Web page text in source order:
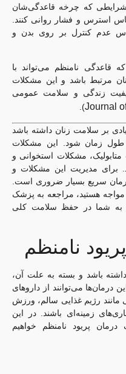
شرایطی که چرخه قاعدگی‌شان
استرس و فشار روانی کنند.
عدم کنترل بر روی بدن و
نامنظم می‌تواند با
مرتبط باشد و این مشکلات
زندگی و سلامت عمومی
Journal
).
بر سلامت زنان داشته باشد
زمان شود. این مشکلات
مشکلات استخوانی و
برای مدیریت این مشکلات و
سریع بسیار ضروری است.
هستید، مراجعه به پزشک
به شما در حفظ سلامت کلی
نامنظم
باشد و بسته به علت آن،
می‌توانند از داروهای
رژیم غذایی سالم، ورزش
زمینه‌ای باشند. در این
پریود نامنظم خواهیم